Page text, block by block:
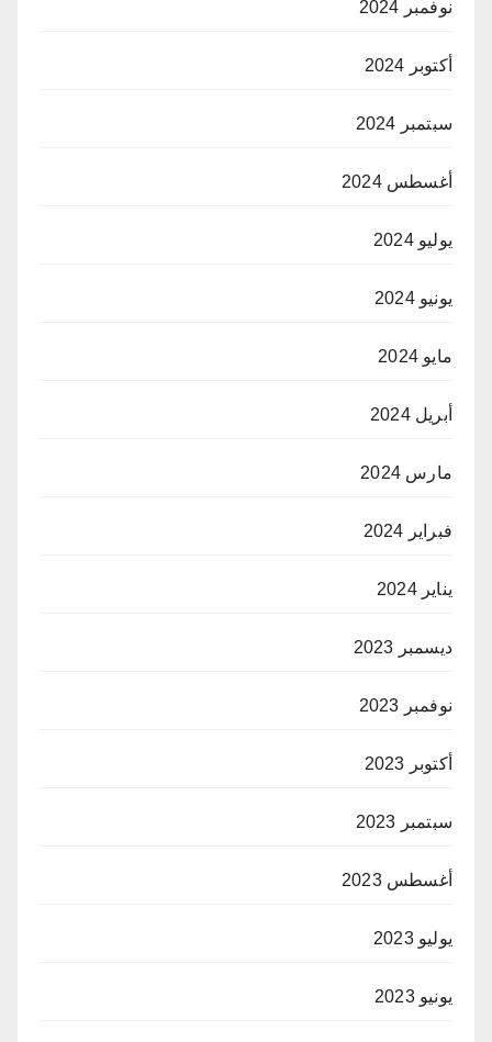
نوفمبر 2024
أكتوبر 2024
سبتمبر 2024
أغسطس 2024
يوليو 2024
يونيو 2024
مايو 2024
أبريل 2024
مارس 2024
فبراير 2024
يناير 2024
ديسمبر 2023
نوفمبر 2023
أكتوبر 2023
سبتمبر 2023
أغسطس 2023
يوليو 2023
يونيو 2023